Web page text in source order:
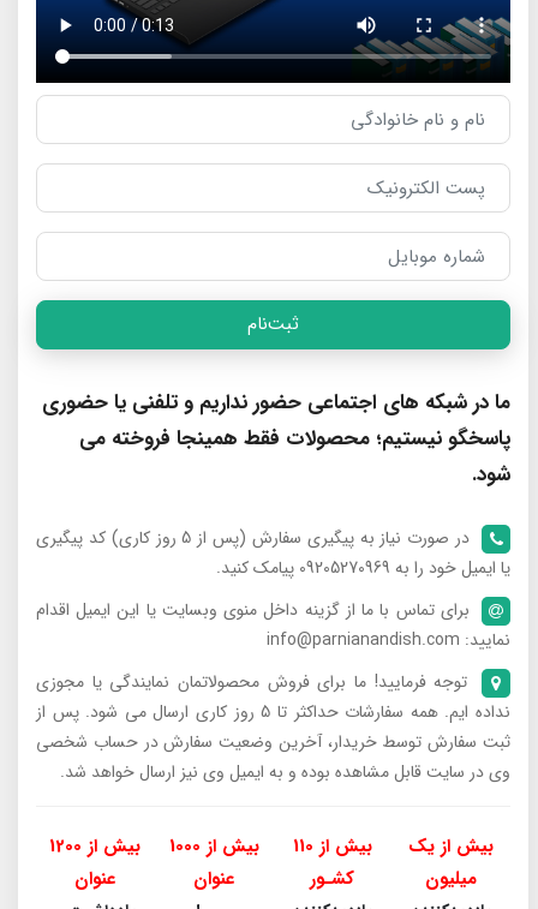
ثبت‌نام
ما در شبکه های اجتماعی حضور نداریم و تلفنی یا حضوری
پاسخگو نیستیم؛ محصولات فقط همینجا فروخته می
شود.
در صورت نیاز به پیگیری سفارش (پس از 5 روز کاری) کد پیگیری
یا ایمیل خود را به 09205270969 پیامک کنید.
برای تماس با ما از گزینه داخل منوی وبسایت یا این ایمیل اقدام
نمایید: info@parnianandish.com
توجه فرمایید! ما برای فروش محصولاتمان نمایندگی یا مجوزی
نداده ایم. همه سفارشات حداکثر تا 5 روز کاری ارسال می شود. پس از
ثبت سفارش توسط خریدار، آخرین وضعیت سفارش در حساب شخصی
وی در سایت قابل مشاهده بوده و به ایمیل وی نیز ارسال خواهد شد.
بیش از یک
میلیون
بیش از 110
کشـور
بیش از 1000
عنوان
بیش از 1200
عنوان